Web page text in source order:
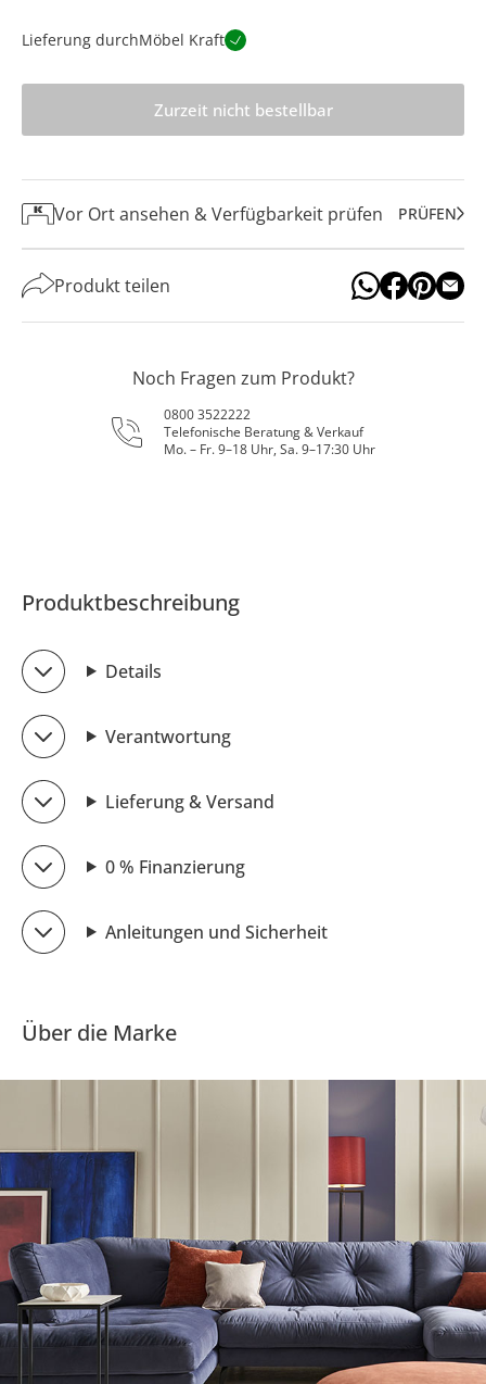
Lieferung durchMöbel Kraft
Zurzeit nicht bestellbar
Vor Ort ansehen & Verfügbarkeit prüfen PRÜFEN
Produkt teilen
Noch Fragen zum Produkt?
0800 3522222
Telefonische Beratung & Verkauf
Mo. – Fr. 9–18 Uhr, Sa. 9–17:30 Uhr
Produktbeschreibung
Details
Verantwortung
Lieferung & Versand
0 % Finanzierung
Anleitungen und Sicherheit
Über die Marke